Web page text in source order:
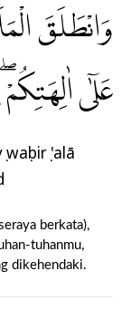
وَانْطَلَقَ
عَلٰٓى
'alā
berkata),
tuhanmu,
dikehendaki.